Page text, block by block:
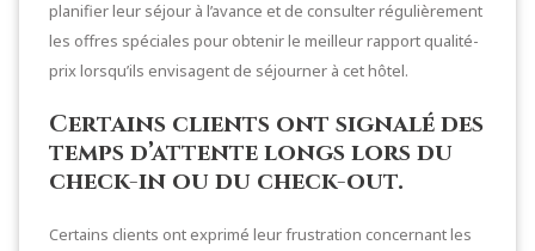
planifier leur séjour à l’avance et de consulter régulièrement
les offres spéciales pour obtenir le meilleur rapport qualité-
prix lorsqu’ils envisagent de séjourner à cet hôtel.
Certains clients ont signalé des
temps d’attente longs lors du
check-in ou du check-out.
Certains clients ont exprimé leur frustration concernant les